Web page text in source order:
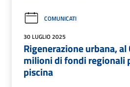
COMUNICATI
30 LUGLIO 2025
Rigenerazione urbana, al
milioni di fondi regionali
piscina